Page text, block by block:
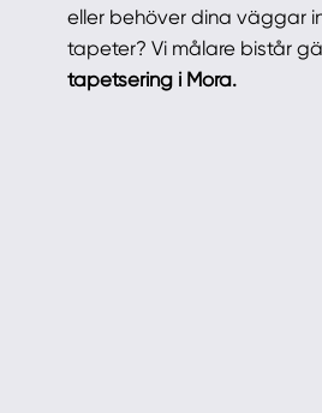
eller behöver dina väggar
tapeter? Vi målare bistår
tapetsering i Mora.